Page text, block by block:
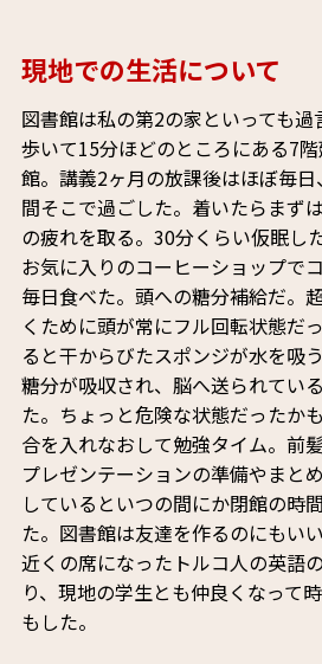
現地での生活について
図書館は私の第2の家といっても
歩いて15分ほどのところにある7
館。講義2ヶ月の放課後はほぼ毎
間そこで過ごした。着いたらまず
の疲れを取る。30分くらい仮眠し
お気に入りのコーヒーショップで
毎日食べた。頭への糖分補給だ。
くために頭が常にフル回転状態だ
ると干からびたスポンジが水を吸
糖分が吸収され、脳へ送られてい
た。ちょっと危険な状態だったか
合を入れなおして勉強タイム。前
プレゼンテーションの準備やまと
しているといつの間にか閉館の時
た。図書館は友達を作るのにもい
近くの席になったトルコ人の英語
り、現地の学生とも仲良くなって
もした。